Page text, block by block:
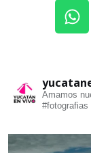
Amamos
#fotografias